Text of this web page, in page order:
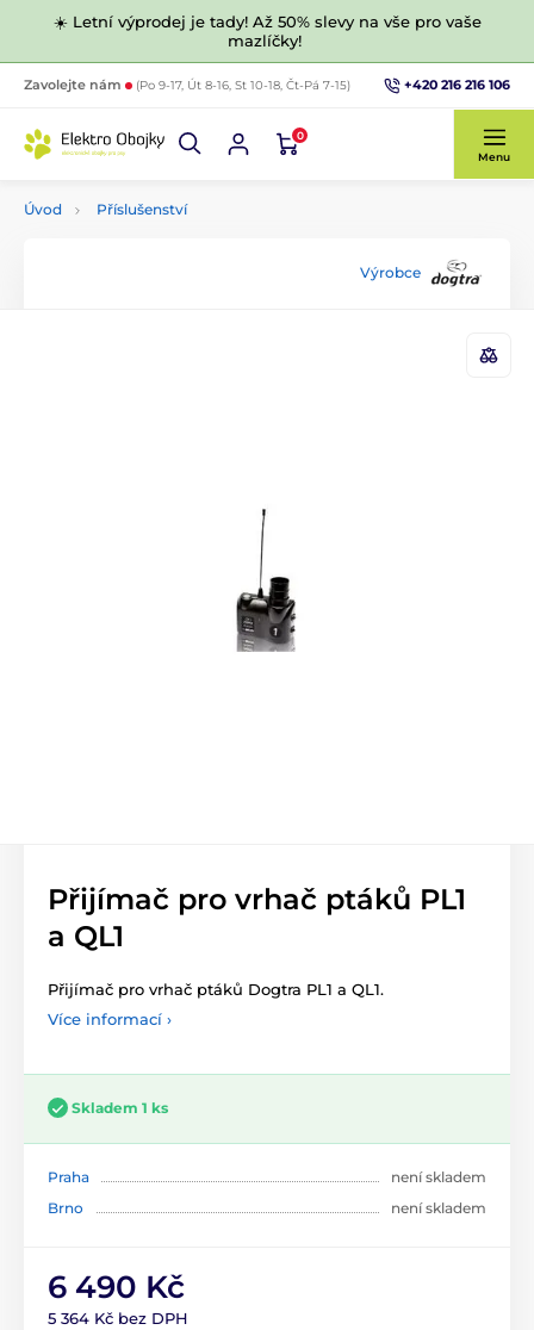
☀️ Letní výprodej je tady! Až 50% slevy na vše pro vaše
mazlíčky!
Zavolejte nám (Po 9-17, Út 8-16, St 10-18, Čt-Pá 7-15) +420 216 216 106
0
Menu
Úvod Příslušenství
Výrobce
Přijímač pro vrhač ptáků PL1
a QL1
Přijímač pro vrhač ptáků Dogtra PL1 a QL1.
Více informací ›
Skladem 1 ks
Praha
není skladem
Brno
není skladem
6 490 Kč
5 364 Kč bez DPH